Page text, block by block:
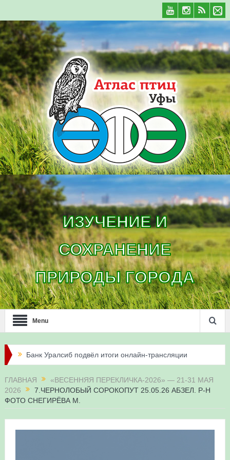
ИЗУЧЕНИЕ И
СОХРАНЕНИЕ
ПРИРОДЫ ГОРОДА
Menu
Банк Уралсиб подвёл итоги онлайн-трансляции
Итоги акции «Соловьиные вечера-2026» в
ГЛАВНАЯ
«ВЕСЕННЯЯ ПЕРЕКЛИЧКА-2026» — 21-31 МАЯ
2026
7.ЧЕРНОЛОБЫЙ СОРОКОПУТ 25.05.26 АБЗЕЛ. Р-Н
ФОТО СНЕГИРЁВА М.